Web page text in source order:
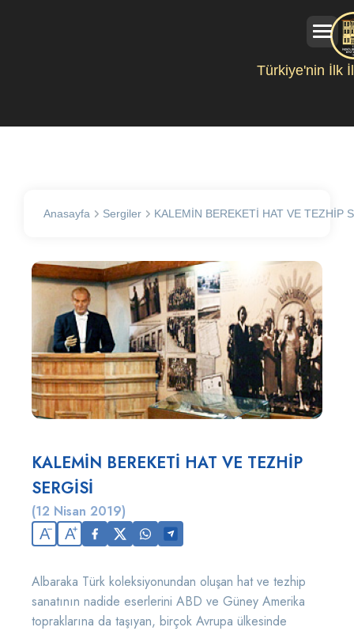
Türkiye'nin İlk
Anasayfa Sergiler KALEMİN BEREKETİ HAT VE TEZHİP
KALEMİN BEREKETİ HAT VE TEZHİP
SERGİSİ
(12 Nisan 2019)
A A
Albaraka Türk koleksiyonundan oluşan hat ve tezhip
sanatının nadide eserlerini ABD ve Güney Amerika
topraklarına da taşıyan, birçok Avrupa ülkesinde